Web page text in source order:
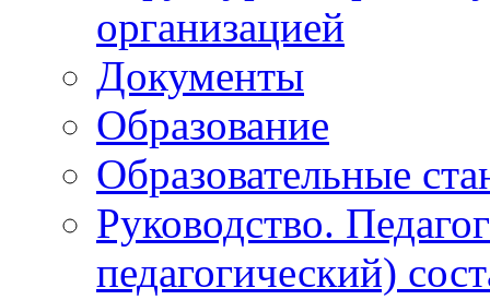
организацией
Документы
Образование
Образовательные
Руководство.
педагогический)